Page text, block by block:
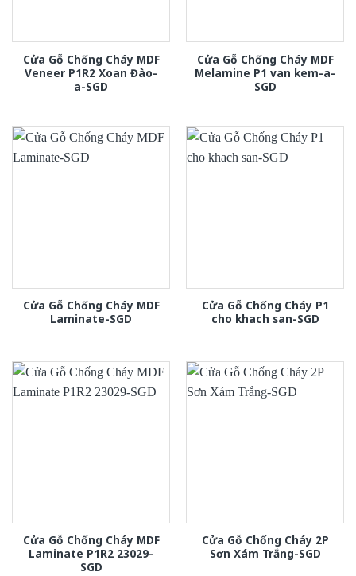
Cửa Gỗ Chống Cháy MDF
Veneer P1R2 Xoan Đào-
a-SGD
Cửa Gỗ Chống Cháy MDF
Melamine P1 van kem-a-
SGD
Cửa Gỗ Chống Cháy MDF
Laminate-SGD
Cửa Gỗ Chống Cháy P1
cho khach san-SGD
Cửa Gỗ Chống Cháy MDF
Laminate P1R2 23029-
SGD
Cửa Gỗ Chống Cháy 2P
Sơn Xám Trắng-SGD